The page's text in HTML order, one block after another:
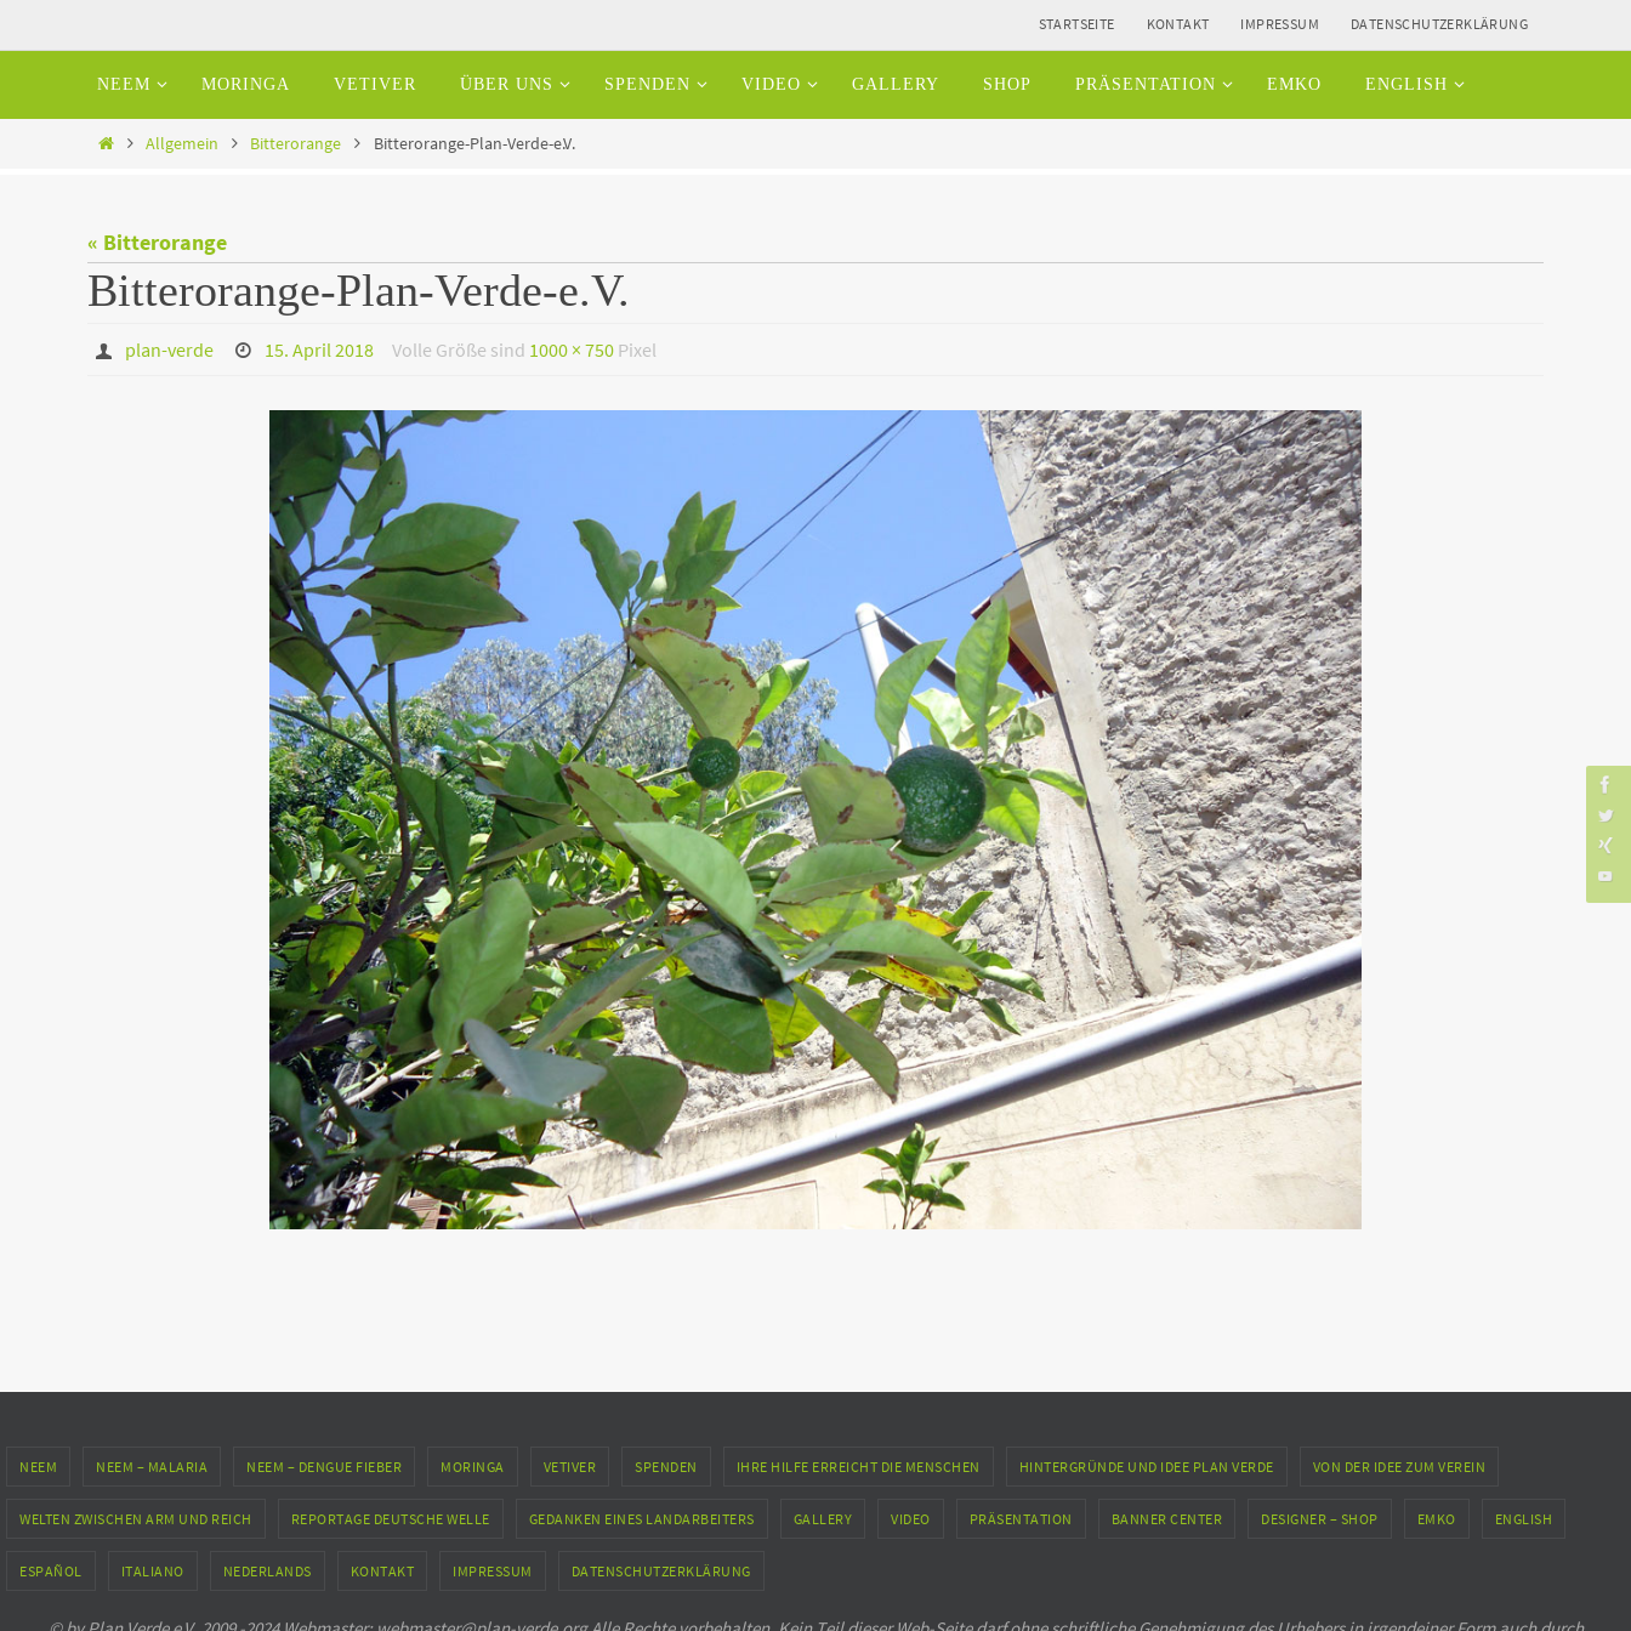
Inhalt
STARTSEITE KONTAKT IMPRESSUM DATENSCHUTZERKLÄRUNG
springen
NEEM MORINGA VETIVER ÜBER UNS SPENDEN VIDEO GALLERY SHOP PRÄSENTATION EMKO ENGLISH
HomeAllgemein Bitterorange Bitterorange-Plan-Verde-e.V.
« Bitterorange
Bitterorange-Plan-Verde-e.V.
plan-verde 15. April 2018 Volle Größe sind 1000 × 750 Pixel
NEEM NEEM – MALARIA NEEM – DENGUE FIEBER MORINGA VETIVER SPENDEN IHRE HILFE ERREICHT DIE MENSCHEN HINTERGRÜNDE UND IDEE PLAN VERDE VON DER IDEE ZUM VEREIN
WELTEN ZWISCHEN ARM UND REICH REPORTAGE DEUTSCHE WELLE GEDANKEN EINES LANDARBEITERS GALLERY VIDEO PRÄSENTATION BANNER CENTER DESIGNER – SHOP EMKO ENGLISH
ESPAÑOL ITALIANO NEDERLANDS KONTAKT IMPRESSUM DATENSCHUTZERKLÄRUNG